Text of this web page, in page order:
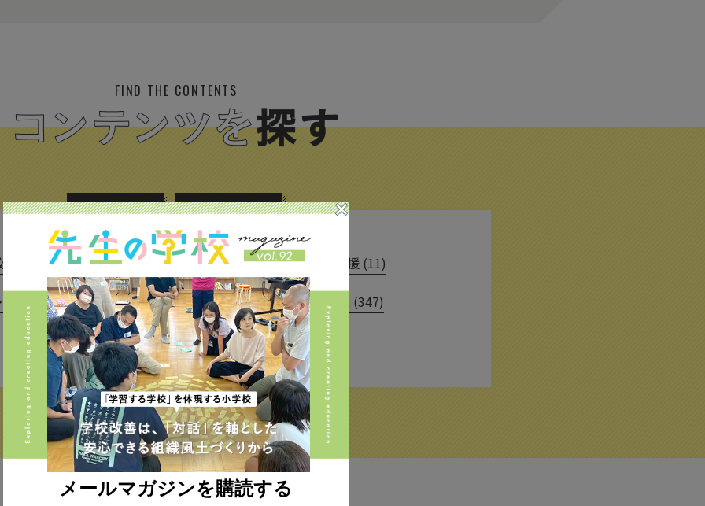
FIND THE CONTENTS
校種から探す テーマから探す
中学校 (261) 高校 (293) 一貫校 (65) 特別支援 (11)
専門学校 (17) 保育園・幼稚園 (1) 民間企業 (63) 公立 (347)
私立 (356) オルタナティブスクール (18) 教育委員会 (4)
メールマガジンを購読する